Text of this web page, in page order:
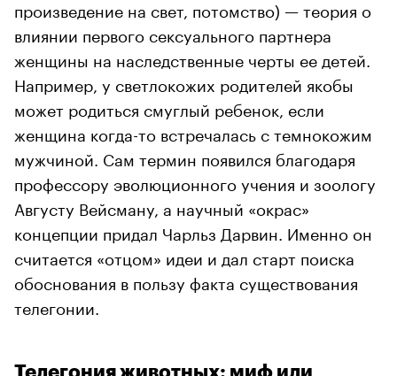
произведение на свет, потомство) — теория о
влиянии первого сексуального партнера
женщины на наследственные черты ее детей.
Например, у светлокожих родителей якобы
может родиться смуглый ребенок, если
женщина когда-то встречалась с темнокожим
мужчиной. Сам термин появился благодаря
профессору эволюционного учения и зоологу
Августу Вейсману, а научный «окрас»
концепции придал Чарльз Дарвин. Именно он
считается «отцом» идеи и дал старт поиска
обоснования в пользу факта существования
телегонии.